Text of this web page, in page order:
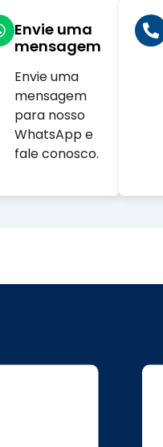
Envie uma
mensagem
Envie uma
mensagem
para nosso
WhatsApp e
fale conosco.